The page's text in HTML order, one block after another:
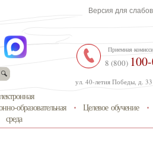
Версия для
ул. 40-летия Победы, д. 33
Приемная
8 (800)
образовательная
среда
Целевое обучение